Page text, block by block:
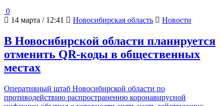
0
14 марта / 12:41
Новосибирская область Новости
В Новосибирской области планируется
отменить QR-коды в общественных
местах
Оперативный штаб Новосибирской области по
противодействию распространению коронавирусной